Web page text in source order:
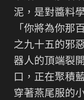
泥，是對醬料
「你將為你那
之九十五的邪
器人的頂端裂
口，正在聚積
穿著燕尾服的